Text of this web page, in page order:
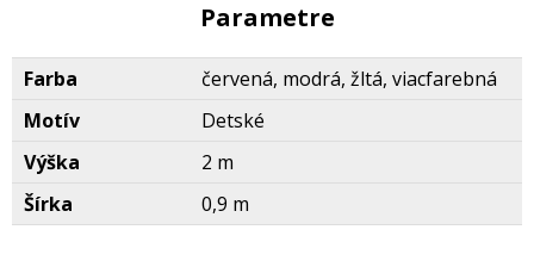
Parametre
Farba
červená, modrá, žltá, viacfarebná
Motív
Detské
Výška
2 m
Šírka
0,9 m